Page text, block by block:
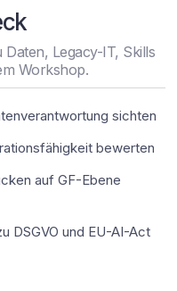
Legacy-IT, Skills
Workshop.
sichten
bewerten
auf GF-Ebene
DSGVO und EU-AI-Act